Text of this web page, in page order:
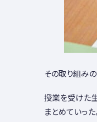
その取り組み
授業を受けた
まとめていった